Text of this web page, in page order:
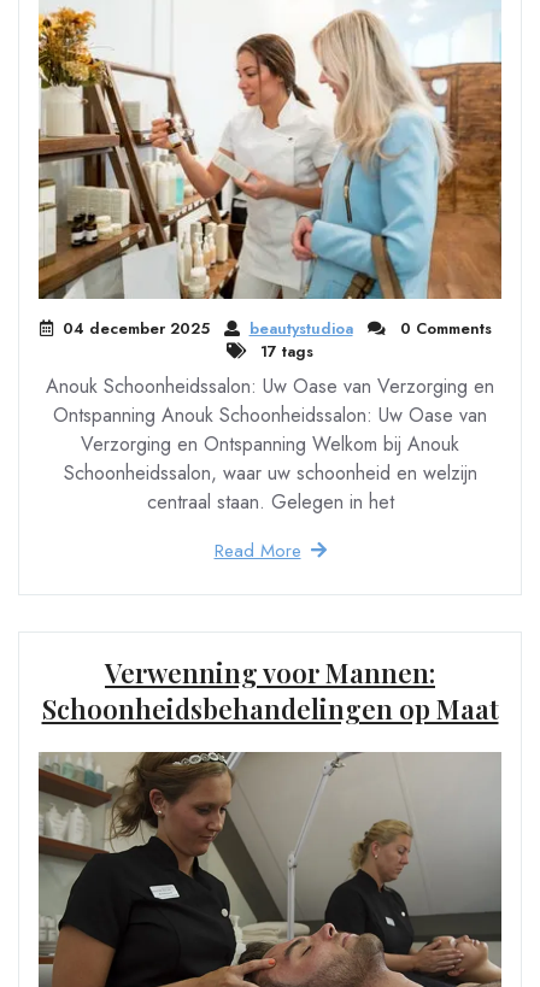
04 december 2025 beautystudioa
0 Comments
17 tags
Anouk Schoonheidssalon: Uw Oase van Verzorging en
Ontspanning Anouk Schoonheidssalon: Uw Oase van
Verzorging en Ontspanning Welkom bij Anouk
Schoonheidssalon, waar uw schoonheid en welzijn
centraal staan. Gelegen in het
Read More
Verwenning voor Mannen:
Schoonheidsbehandelingen op Maat